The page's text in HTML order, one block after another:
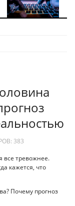
383
все тревожнее.
кажется, что